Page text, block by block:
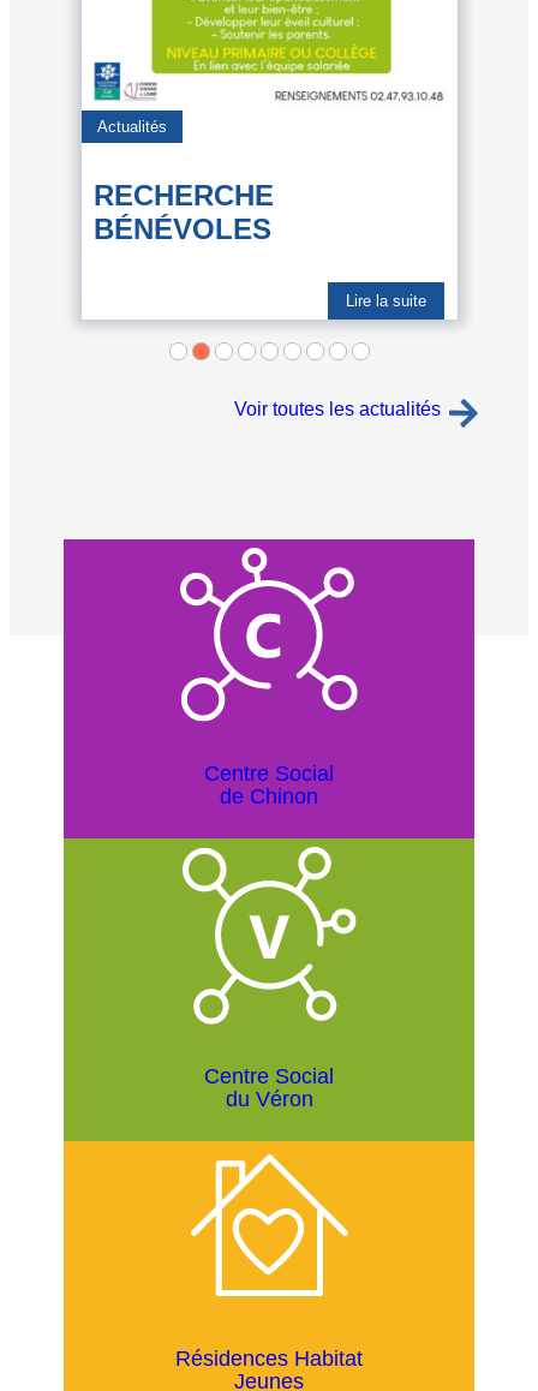
Actualités
RECHERCHE
BÉNÉVOLES
Lire la suite
Voir toutes les actualités
Centre Social
de Chinon
Centre Social
du Véron
Résidences Habitat
Jeunes